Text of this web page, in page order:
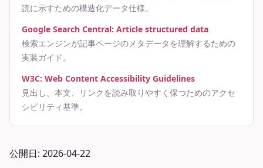
読に示すための構造化データ仕様。
Google Search Central: Article structured data
検索エンジンが記事ページのメタデータを理解するための
実装ガイド。
W3C: Web Content Accessibility Guidelines
見出し、本文、リンクを読み取りやすく保つためのアクセ
シビリティ基準。
公開日: 2026-04-22